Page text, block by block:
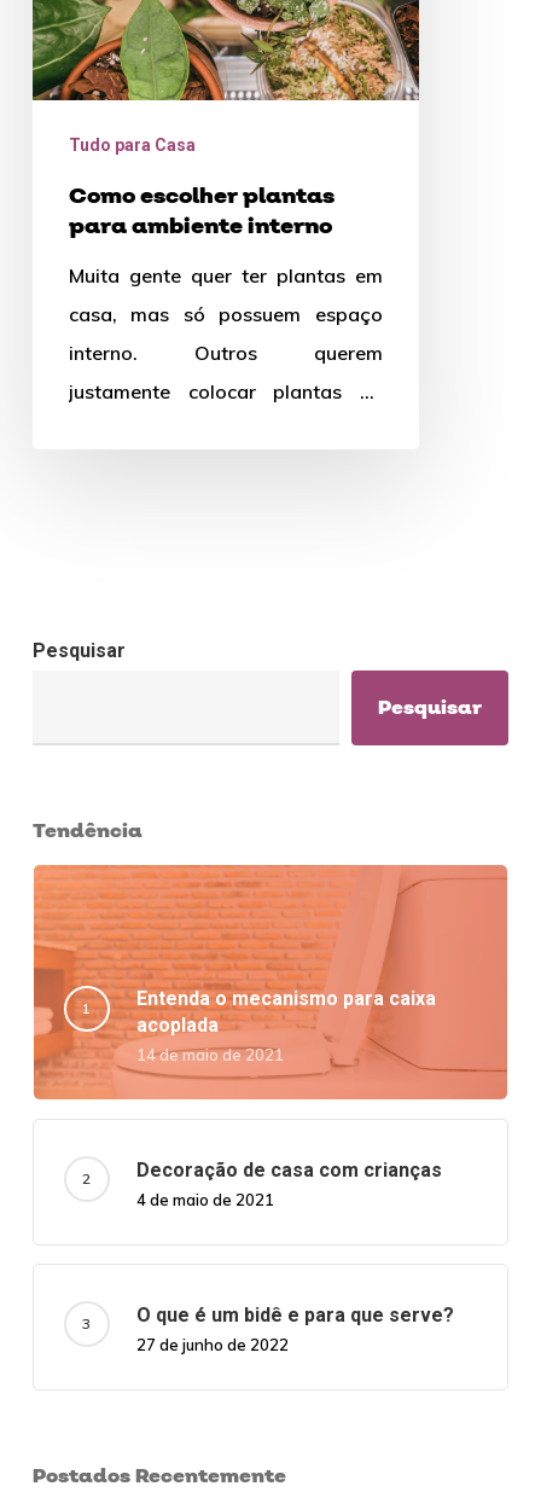
Tudo para Casa
Como escolher plantas
para ambiente interno
Muita gente quer ter plantas em
casa, mas só possuem espaço
interno. Outros querem
justamente colocar plantas no
Pesquisar
Pesquisar
Tendência
Entenda o mecanismo para caixa
acoplada
14 de maio de 2021
Decoração de casa com crianças
4 de maio de 2021
O que é um bidê e para que serve?
27 de junho de 2022
Postados Recentemente